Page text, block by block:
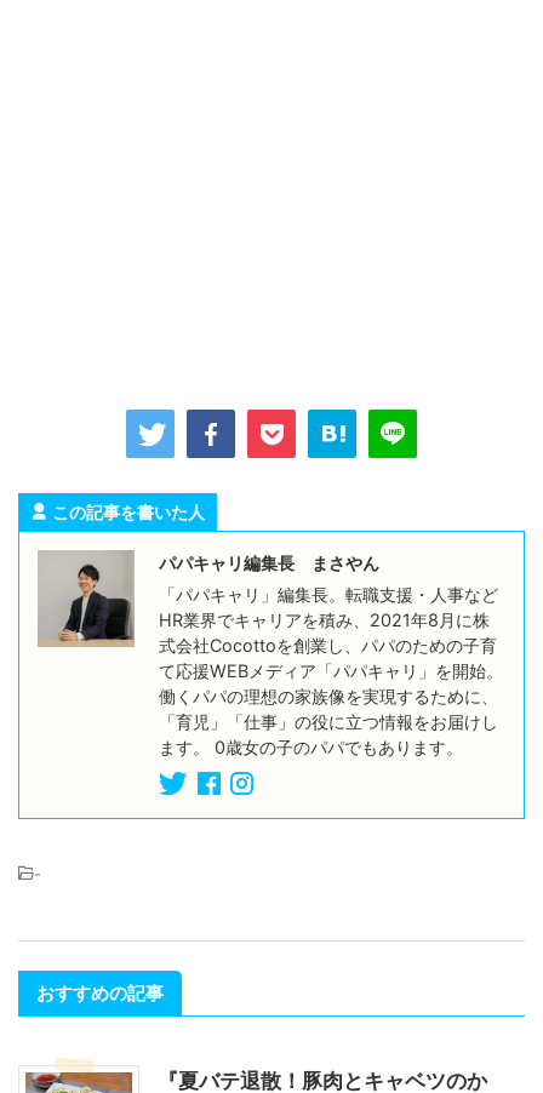
この記事を書いた人
パパキャリ編集長 まさやん
「パパキャリ」編集長。転職支援・人事など
HR業界でキャリアを積み、2021年8月に株
式会社Cocottoを創業し、パパのための子育
て応援WEBメディア「パパキャリ」を開始。
働くパパの理想の家族像を実現するために、
「育児」「仕事」の役に立つ情報をお届けし
ます。 0歳女の子のパパでもあります。
-
おすすめの記事
『夏バテ退散！豚肉とキャベツのか